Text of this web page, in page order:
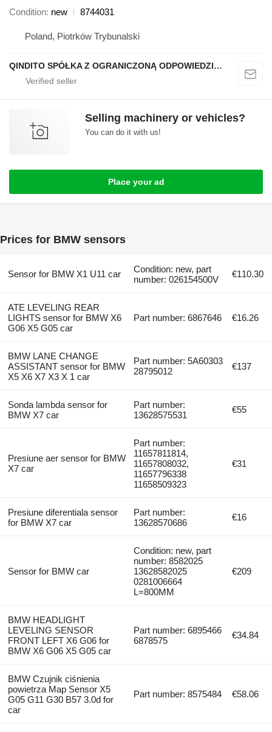
Condition new 8744031
Poland, Piotrków Trybunalski
QINDITO SPÓŁKA Z OGRANICZONĄ ODPOWIEDZIALNOŚCIĄ
Selling machinery or vehicles?
You can do it with us!
Place your ad
Prices for BMW sensors
Sensor for BMW X1 U11 car
Condition: new, part
number: 026154500V
€110.30
ATE LEVELING REAR
LIGHTS sensor for BMW X6
G06 X5 G05 car
Part number: 6867646 €16.26
BMW LANE CHANGE
ASSISTANT sensor for BMW
X5 X6 X7 X3 X 1 car
Part number: 5A60303
28795012
€137
Sonda lambda sensor for
BMW X7 car
Part number:
13628575531
€55
Presiune aer sensor for BMW
X7 car
Part number:
11657811814,
11657808032,
11657796338
11658509323
€31
Presiune diferentiala sensor
for BMW X7 car
Part number:
13628570686
€16
Sensor for BMW car
Condition: new, part
number: 8582025
13628582025
0281006664
L=800MM
€209
BMW HEADLIGHT
LEVELING SENSOR
FRONT LEFT X6 G06 for
BMW X6 G06 X5 G05 car
Part number: 6895466
6878575
€34.84
BMW Czujnik ciśnienia
powietrza Map Sensor X5
G05 G11 G30 B57 3.0d for
car
Part number: 8575484 €58.06